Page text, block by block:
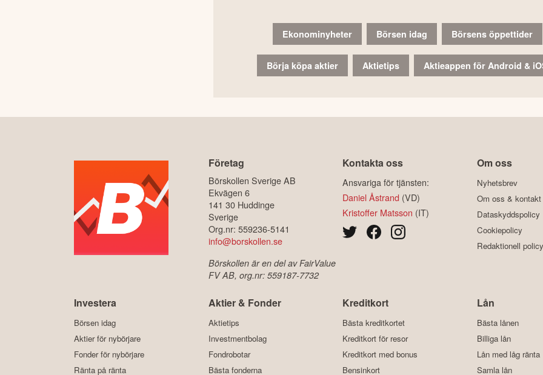
Ekonominyheter Börsen idag Börsens öppettider
Börja köpa aktier Aktietips Aktieappen för Android &
Företag
Börskollen Sverige AB
Ekvägen 6
141 30 Huddinge
Sverige
Org.nr: 559236-5141
info@borskollen.se
Börskollen är en del av FairValue
FV AB, org.nr: 559187-7732
Kontakta oss
Ansvariga för tjänsten:
Daniel Åstrand (VD)
Kristoffer Matsson (IT)
Om oss
Nyhetsbrev
Om oss & kontakt
Dataskyddspolicy
Cookiepolicy
Redaktionell policy
Investera
Börsen idag
Aktier för nybörjare
Fonder för nybörjare
Ränta på ränta
Aktier & Fonder
Aktietips
Investmentbolag
Fondrobotar
Bästa fonderna
Kreditkort
Bästa kreditkortet
Kreditkort för resor
Kreditkort med bonus
Bensinkort
Lån
Bästa lånen
Billiga lån
Lån med låg ränta
Samla lån